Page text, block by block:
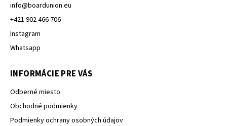
info@boardunion.eu
+421 902 466 706
Instagram
Whatsapp
INFORMÁCIE PRE VÁS
Odberné miesto
Obchodné podmienky
Podmienky ochrany osobných údajov